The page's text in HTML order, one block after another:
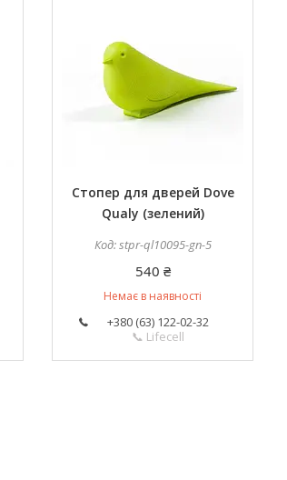
Стопер для дверей Dove
Qualy (зелений)
stpr-ql10095-gn-5
540 ₴
Немає в наявності
+380 (63) 122-02-32
📞 Lifecell